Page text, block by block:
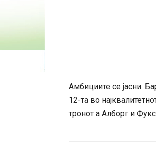
Амбициите се јасни.
12-та во
тронот а Алборг и